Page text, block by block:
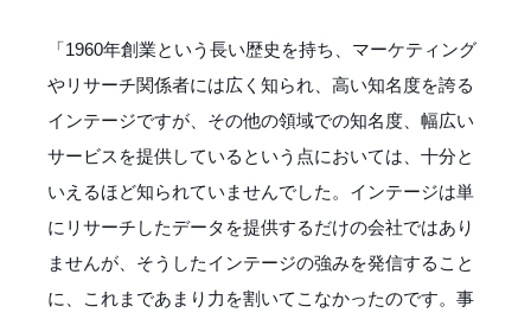
「1960年創業という長い歴史を持ち、マーケティング
やリサーチ関係者には広く知られ、高い知名度を誇る
インテージですが、その他の領域での知名度、幅広い
サービスを提供しているという点においては、十分と
いえるほど知られていませんでした。インテージは単
にリサーチしたデータを提供するだけの会社ではあり
ませんが、そうしたインテージの強みを発信すること
に、これまであまり力を割いてこなかったのです。事